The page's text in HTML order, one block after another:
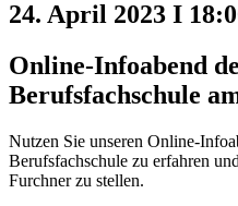
24. April 2023 I
Online-Infoabend
Berufsfachschule
Nutzen Sie unseren Online-
Berufsfachschule zu erfahren
Furchner zu stellen.